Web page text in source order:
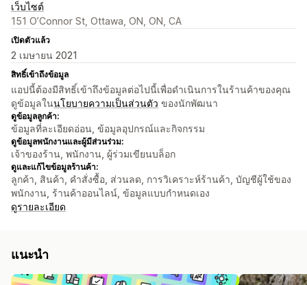
เว็บไซต์
151 O’Connor St, Ottawa, ON, ON, CA
เปิดตัวแล้ว
2 เมษายน 2021
สิทธิ์เข้าถึงข้อมูล
แอปนี้ต้องมีสิทธิ์เข้าถึงข้อมูลต่อไปนี้เพื่อดำเนินการในร้านค้าของคุณ
ดูข้อมูลในนโยบายความเป็นส่วนตัว ของนักพัฒนา
ดูข้อมูลลูกค้า:
ข้อมูลที่ละเอียดอ่อน, ข้อมูลอุปกรณ์และกิจกรรม
ดูข้อมูลพนักงานและผู้มีส่วนร่วม:
เจ้าของร้าน, พนักงาน, ผู้ร่วมเขียนบล็อก
ดูและแก้ไขข้อมูลร้านค้า:
ลูกค้า, สินค้า, คำสั่งซื้อ, ส่วนลด, การวิเคราะห์ร้านค้า, บัญชีผู้ใช้ของ
พนักงาน, ร้านค้าออนไลน์, ข้อมูลแบบกำหนดเอง
ดูรายละเอียด
แนะนำ